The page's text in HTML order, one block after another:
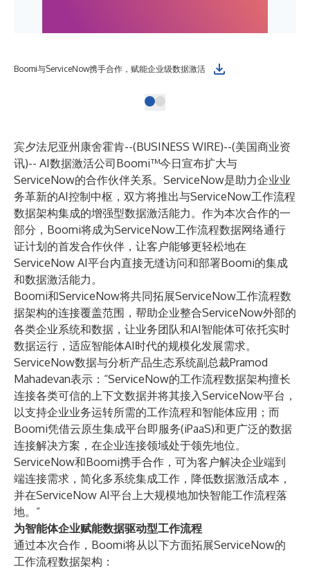
Boomi与ServiceNow携手合作，赋能企业级数据激活
宾夕法尼亚州康舍霍肯--(BUSINESS WIRE)--(美国商业资
讯)-- AI数据激活公司Boomi™今日宣布扩大与
ServiceNow的合作伙伴关系。ServiceNow是助力企业业
务革新的AI控制中枢，双方将推出与ServiceNow工作流程
数据架构集成的增强型数据激活能力。作为本次合作的一
部分，Boomi将成为ServiceNow工作流程数据网络通行
证计划的首发合作伙伴，让客户能够更轻松地在
ServiceNow AI平台内直接无缝访问和部署Boomi的集成
和数据激活能力。
Boomi和ServiceNow将共同拓展ServiceNow工作流程数
据架构的连接覆盖范围，帮助企业整合ServiceNow外部的
各类企业系统和数据，让业务团队和AI智能体可依托实时
数据运行，适应智能体AI时代的规模化发展需求。
ServiceNow数据与分析产品生态系统副总裁Pramod
Mahadevan表示：“ServiceNow的工作流程数据架构擅长
连接各类可信的上下文数据并将其接入ServiceNow平台，
以支持企业业务运转所需的工作流程和智能体应用；而
Boomi凭借云原生集成平台即服务(iPaaS)和更广泛的数据
连接解决方案，在企业连接领域处于领先地位。
ServiceNow和Boomi携手合作，可为客户解决企业端到
端连接需求，简化多系统集成工作，降低数据激活成本，
并在ServiceNow AI平台上大规模地加快智能工作流程落
地。”
为智能体企业赋能数据驱动型工作流程
通过本次合作，Boomi将从以下方面拓展ServiceNow的
工作流程数据架构：